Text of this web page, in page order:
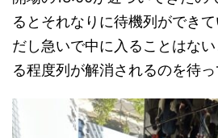
るとそれなりに待機列ができ
だし急いで中に入ることはな
る程度列が解消されるのを待っ